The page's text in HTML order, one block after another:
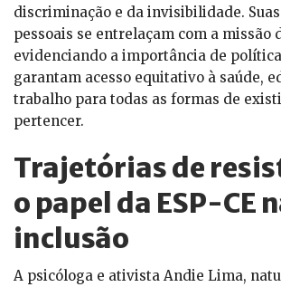
discriminação e da invisibilidade.
pessoais se entrelaçam com a missão
evidenciando a importância de
garantam acesso equitativo à saúde,
trabalho para todas as formas de
pertencer.
Trajetórias de
o papel da ESP-CE
inclusão
A psicóloga e ativista Andie Lima,